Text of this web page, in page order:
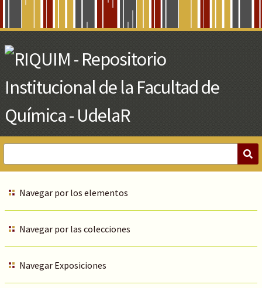
Main
Content
Navegar por los elementos
Navegar por las colecciones
Navegar Exposiciones